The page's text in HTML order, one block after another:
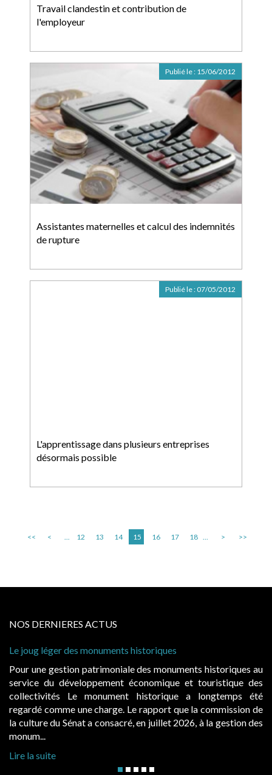
Travail clandestin et contribution de
l'employeur
Assistantes maternelles et calcul des indemnités
de rupture
Publié le : 15/06/2012
L'apprentissage dans plusieurs entreprises
désormais possible
Publié le : 07/05/2012
<< < ... 12 13 14 15 16 17 18 ... > >>
NOS DERNIERES ACTUS
des monuments historiques
patrimoniale des monuments historiques au
économique et touristique des
Le monument historique a longtemps été
une charge. Le rapport que la commission de
a consacré, en juillet 2026, à la gestion des
Evocatrices
également un
public, elles
d’occupation.